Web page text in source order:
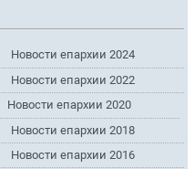
Новости епархии 2024
Новости епархии 2022
Новости епархии 2020
Новости епархии 2018
Новости епархии 2016